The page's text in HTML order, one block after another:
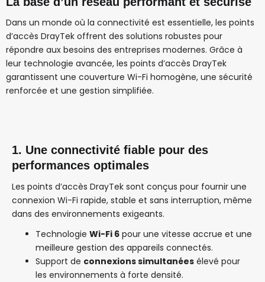
Dans un monde où la connectivité est essentielle, les points
d’accès DrayTek offrent des solutions robustes pour
répondre aux besoins des entreprises modernes. Grâce à
leur technologie avancée, les points d’accès DrayTek
garantissent une couverture Wi-Fi homogène, une sécurité
renforcée et une gestion simplifiée.
1. Une connectivité fiable pour des
performances optimales
Les points d’accès DrayTek sont conçus pour fournir une
connexion Wi-Fi rapide, stable et sans interruption, même
dans des environnements exigeants.
Technologie Wi-Fi 6 pour une vitesse accrue et une
meilleure gestion des appareils connectés.
Support de connexions simultanées élevé pour
les environnements à forte densité.